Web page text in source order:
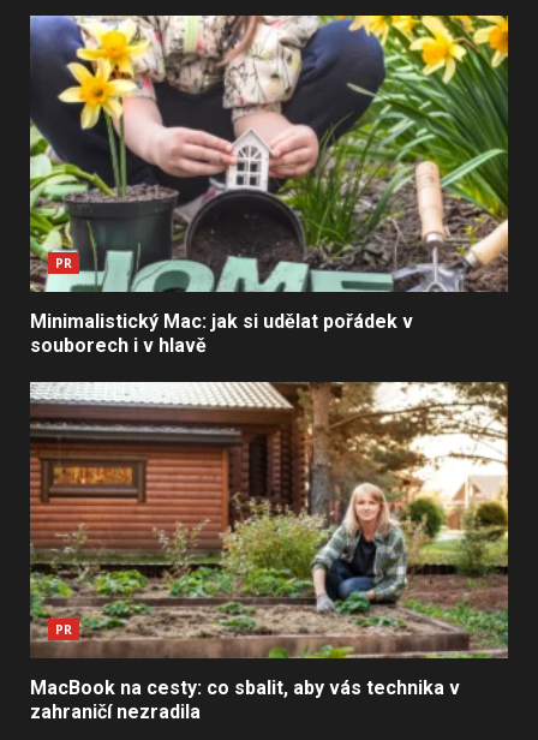
PR
Minimalistický Mac: jak si udělat pořádek v
souborech i v hlavě
PR
MacBook na cesty: co sbalit, aby vás technika v
zahraničí nezradila